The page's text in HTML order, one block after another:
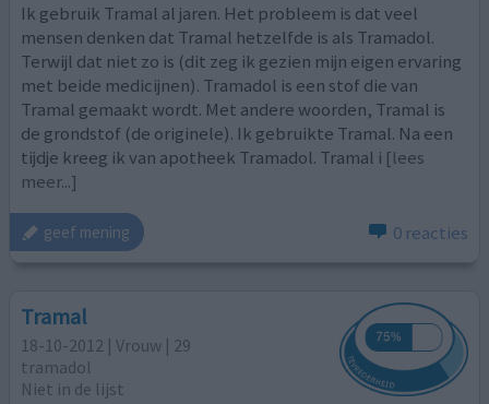
Ik gebruik Tramal al jaren. Het probleem is dat veel
mensen denken dat Tramal hetzelfde is als Tramadol.
Terwijl dat niet zo is (dit zeg ik gezien mijn eigen ervaring
met beide medicijnen). Tramadol is een stof die van
Tramal gemaakt wordt. Met andere woorden, Tramal is
de grondstof (de originele). Ik gebruikte Tramal. Na een
tijdje kreeg ik van apotheek Tramadol. Tramal i [lees
meer...]
geef mening 0 reacties
Tramal
18-10-2012 | Vrouw | 29
tramadol
Niet in de lijst